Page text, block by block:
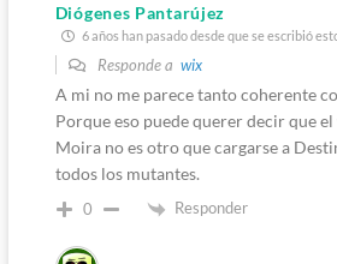
Diógenes Pantarújez
6 años han pasado desde que se escribió
Responde a wix
A mi no me parece tanto coherente
Porque eso puede querer decir que
Moira no es otro que cargarse a
todos los mutantes.
0 Responder